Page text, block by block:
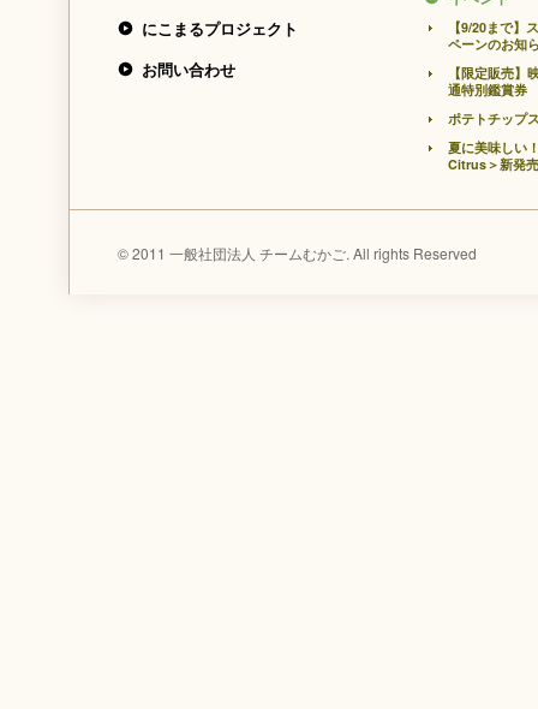
にこまるプロジェクト
お問い合わせ
【9/20まで】
ペーンのお知
【限定販売】
通特別鑑賞券
ポテトチップ
夏に美味しい
Citrus＞新発
© 2011 一般社団法人 チームむかご. All rights Reserved